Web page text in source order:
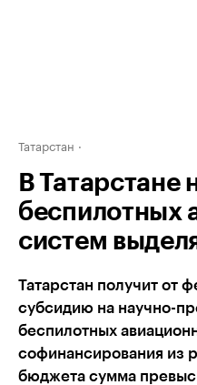
Татарстан
В Татарстане
беспилотных
систем
Татарстан получит от
субсидию на научно-
беспилотных
софинансирования из
бюджета сумма